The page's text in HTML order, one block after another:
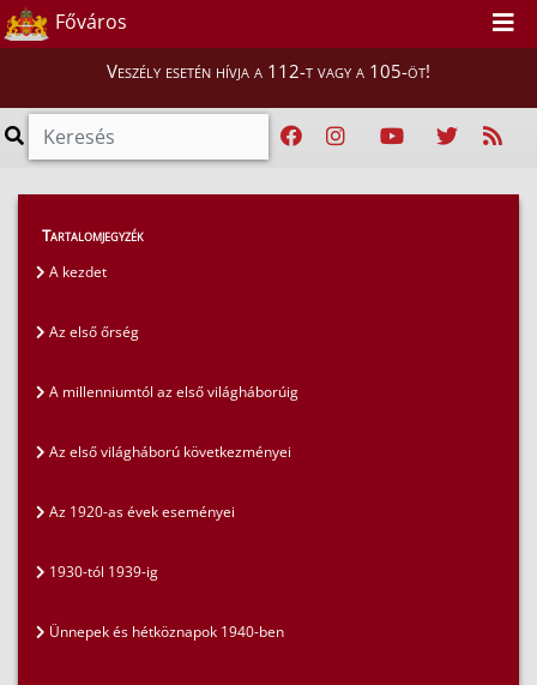
Főváros
Veszély esetén hívja a 112-t vagy a 105-öt!
Magunkról
Ünnepek és hétköznapok 1940-ben
Tartalomjegyzék
A kezdet
Az első őrség
A millenniumtól az első világháborúig
Az első világháború következményei
Az 1920-as évek eseményei
1930-tól 1939-ig
Ünnepek és hétköznapok 1940-ben